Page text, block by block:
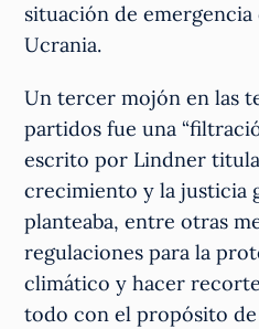
situación de
Ucrania.
Un tercer mojón en las
partidos fue una
escrito por Lindner
crecimiento y la justicia
planteaba, entre otras
regulaciones para la
climático y hacer
todo con el propósito